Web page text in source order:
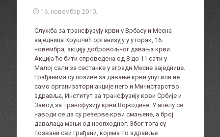
16. новембар 2010.
Служба за трансфузују крви у Врбасу и Месна
заједница Крушчић организују у уторак, 16.
новембра, акцију добровољног давања крви.
Акција ће бити спроведена од 8 до 11 сати у
Малој сали за састанке у згради Месне заједнице.
Грађанима су позиве за давање крви упутили не
само организатори акције него и Министарство
здравља, Институт за трансфузију крви Србије и
Завод за трансфузију крви Војводине. У апелу се
наводи се да су резерве крви смањене, а број
давалаца мањи од неопходног. Због тога су
позвани сви грађани, којима то здравље